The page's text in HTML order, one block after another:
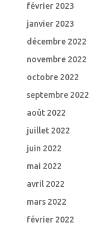
février 2023
janvier 2023
décembre 2022
novembre 2022
octobre 2022
septembre 2022
août 2022
juillet 2022
juin 2022
mai 2022
avril 2022
mars 2022
février 2022